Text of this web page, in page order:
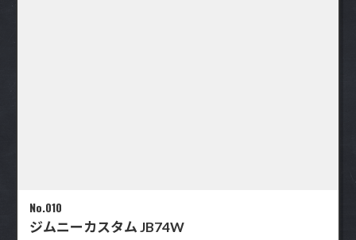
No.010
ジムニーカスタム JB74W